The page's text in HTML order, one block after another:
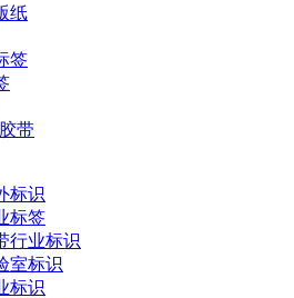
纸
签
带
标识
标签
行业标识
室标识
标识